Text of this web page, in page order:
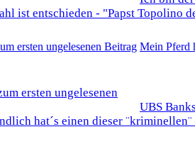
ist entschieden - "Papst Topolino
0 von 5 durchschnittlich
Mein Pferd
- 0 von 5 durchschnittlich
UBS
hat´s einen dieser
- 0 von 5 durchschnittlich